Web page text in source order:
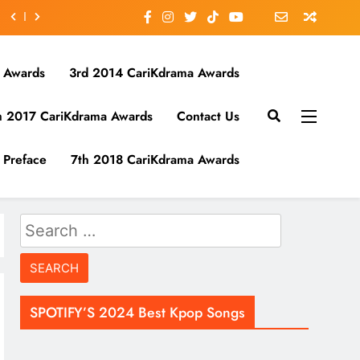
3rd 2014 CariKdrama Awards
2017 CariKdrama Awards Contact Us
Preface 7th 2018 CariKdrama Awards
Search
for:
SPOTIFY’S 2024 Best Kpop Songs